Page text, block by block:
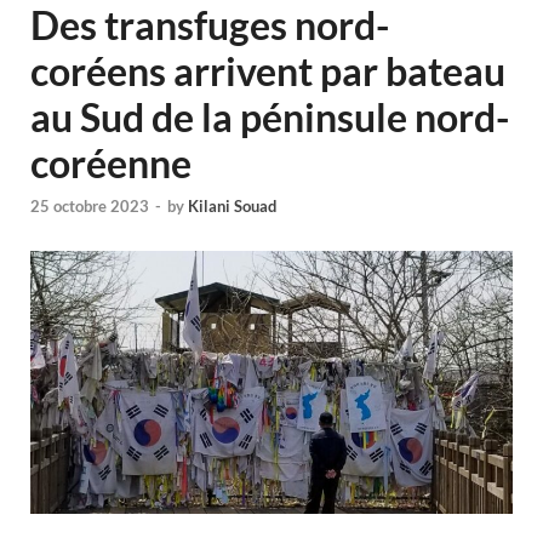
Des transfuges nord-
coréens arrivent par bateau
au Sud de la péninsule nord-
coréenne
25 octobre 2023 - by Kilani Souad